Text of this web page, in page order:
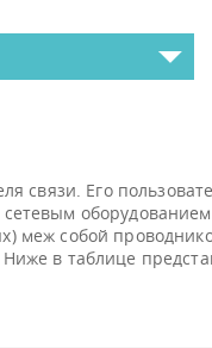
связи. Его
меж собой
в таблице